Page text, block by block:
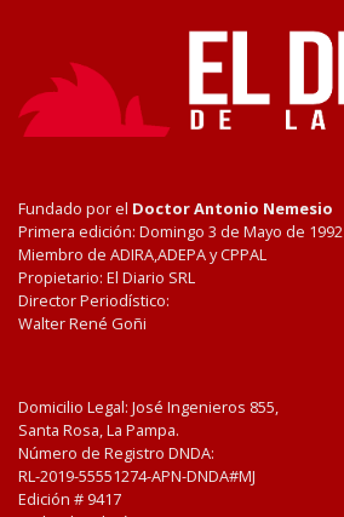
Fundado por el Doctor Antonio Nemesio
Primera edición: Domingo 3 de Mayo de 1992
Miembro de ADIRA,ADEPA y CPPAL
Propietario: El Diario SRL
Director Periodístico:
Walter René Goñi
Domicilio Legal: José Ingenieros 855,
Santa Rosa, La Pampa.
Número de Registro DNDA:
RL-2019-55551274-APN-DNDA#MJ
Edición # 9417